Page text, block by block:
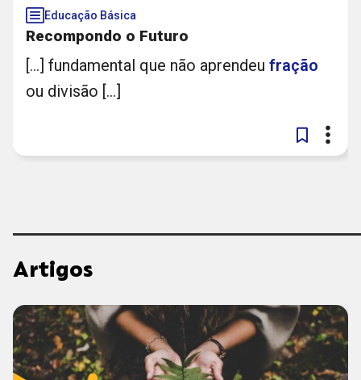
Educação Básica
Recompondo o Futuro
[...] fundamental que não aprendeu fração
ou divisão [...]
Artigos